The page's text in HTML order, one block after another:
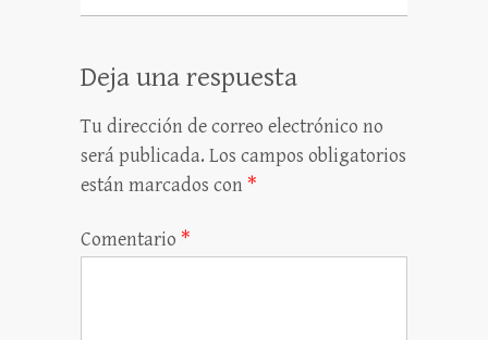
Deja una respuesta
Tu dirección de correo electrónico no
será publicada. Los campos obligatorios
están marcados con *
Comentario *